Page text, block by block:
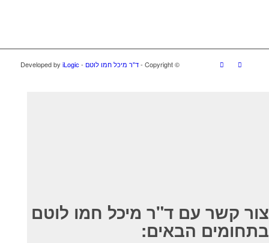
© ‫Copyright - ד"ר מיכל חמו לוטם - Developed by
iLogic
צור קשר עם ד"ר מיכל חמו לוטם
בתחומים הבאים: